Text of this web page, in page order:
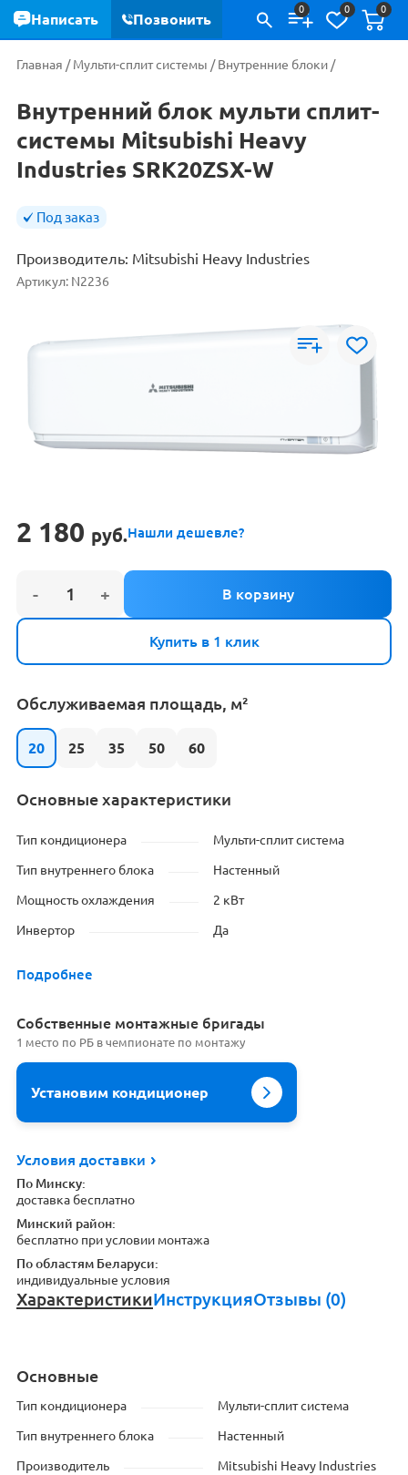
0 0 0
Главная /Мульти-сплит системы /Внутренние блоки /
Внутренний блок мульти сплит-
системы Mitsubishi Heavy
Industries SRK20ZSX-W
Под заказ
Производитель: Mitsubishi Heavy Industries
Артикул: N2236
2 180 руб.Нашли дешевле?
Купить в 1 клик
Обслуживаемая площадь, м²
20 25 35 50 60
Основные характеристики
Тип кондиционера Мульти-сплит система
Тип внутреннего блока Настенный
Мощность охлаждения 2 кВт
Инвертор Да
Подробнее
Cобственные монтажные бригады
1 место по РБ в чемпионате по монтажу
Установим кондиционер
Условия доставки
По Минску:
доставка бесплатно
Минский район:
бесплатно при условии монтажа
По областям Беларуси:
индивидуальные условия
ХарактеристикиИнструкцияОтзывы (0)
Основные
Тип кондиционера Мульти-сплит система
Тип внутреннего блока Настенный
Производитель Mitsubishi Heavy Industries
Написать Позвонить